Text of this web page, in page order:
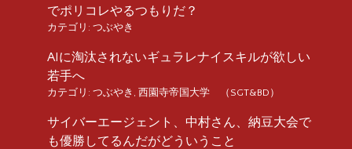
でポリコレやるつもりだ？
カテゴリ: つぶやき
AIに淘汰されないギュラレナイスキルが欲しい
若手へ
カテゴリ: つぶやき 西園寺帝国大学 （SGT&BD）
サイバーエージェント、中村さん、納豆大会で
も優勝してるんだがどういうこと